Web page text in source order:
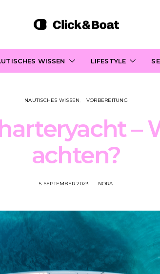
WISSEN LIFESTYLE
NAUTISCHES WISSEN VORBEREITUNG
–
achten?
5 SEPTEMBER 2023 NORA